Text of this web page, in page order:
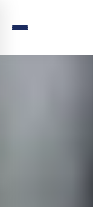
Home ›